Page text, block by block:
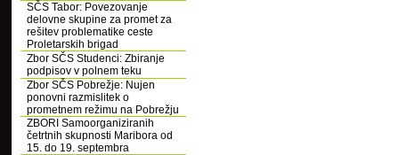
SČS Tabor: Povezovanje
delovne skupine za promet za
rešitev problematike ceste
Proletarskih brigad
Zbor SČS Studenci: Zbiranje
podpisov v polnem teku
Zbor SČS Pobrežje: Nujen
ponovni razmislitek o
prometnem režimu na Pobrežju
ZBORI Samoorganiziranih
četrtnih skupnosti Maribora od
15. do 19. septembra